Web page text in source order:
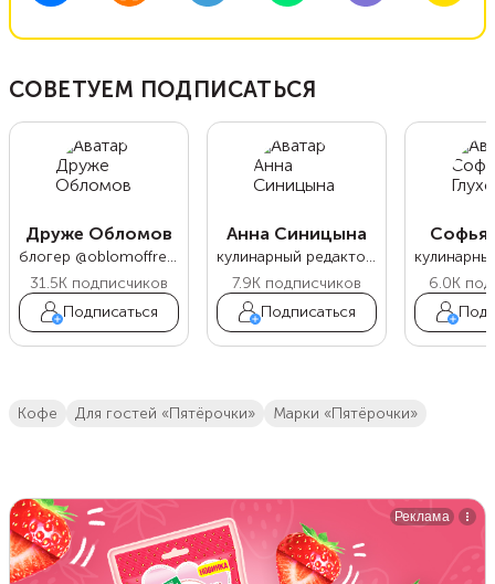
СОВЕТУЕМ ПОДПИСАТЬСЯ
Друже Обломов
блогер @oblomoffrecipe
31.5K подписчиков
Подписаться
Анна Синицына
кулинарный редактор Food.ru
7.9K подписчиков
Подписаться
Софья
6.0K
кофе Для гостей «Пятёрочки» марки «Пятёрочки»